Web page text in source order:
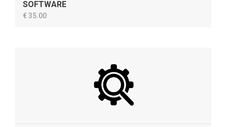
SOFTWARE
€ 35.00